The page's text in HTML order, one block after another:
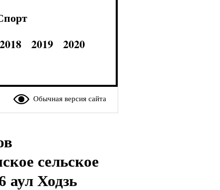
2018 2019
2020
Обычная версия сайта
сельское
аул Ходзь